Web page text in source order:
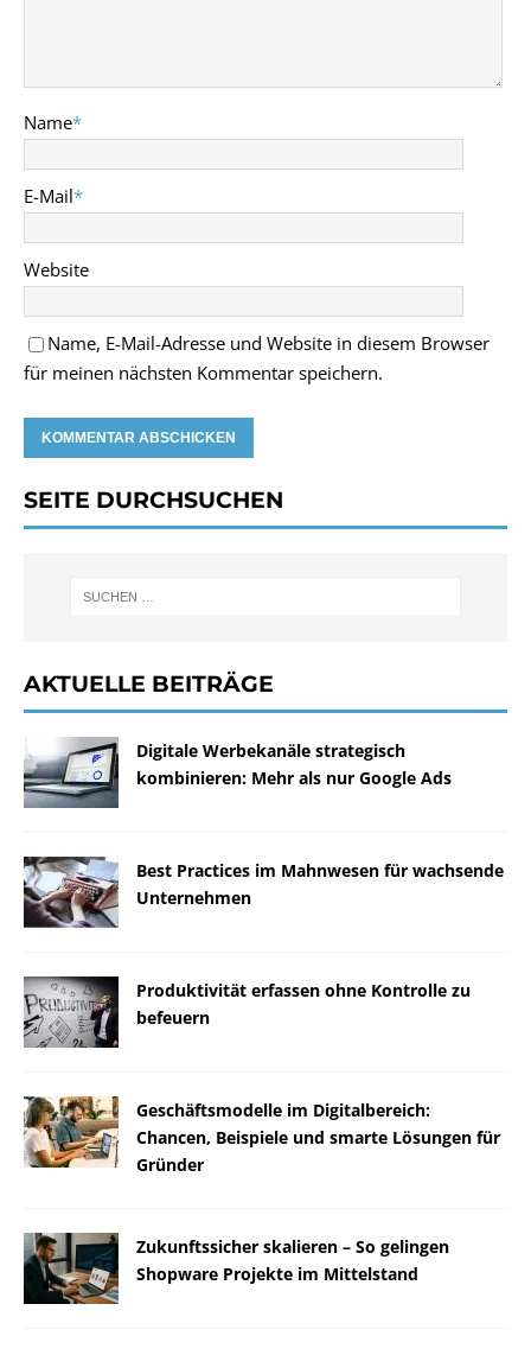
Name*
E-Mail*
Website
Name, E-Mail-Adresse und Website in diesem Browser
für meinen nächsten Kommentar speichern.
SEITE DURCHSUCHEN
AKTUELLE BEITRÄGE
Digitale Werbekanäle strategisch
kombinieren: Mehr als nur Google Ads
Best Practices im Mahnwesen für wachsende
Unternehmen
Produktivität erfassen ohne Kontrolle zu
befeuern
Geschäftsmodelle im Digitalbereich:
Chancen, Beispiele und smarte Lösungen für
Gründer
Zukunftssicher skalieren – So gelingen
Shopware Projekte im Mittelstand